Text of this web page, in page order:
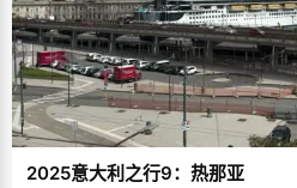
2025意大利之行9：热那亚